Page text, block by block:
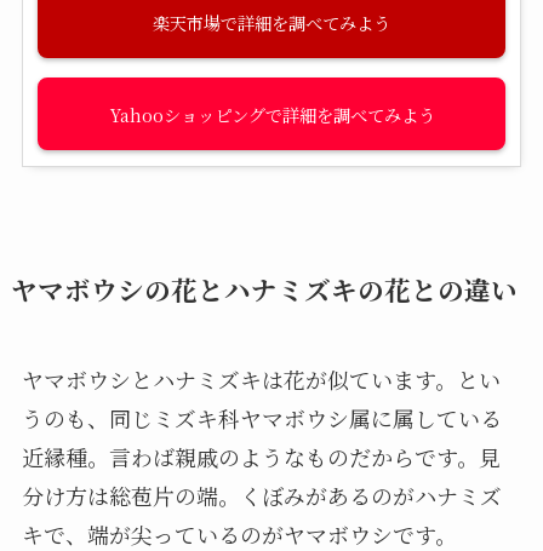
楽天市場
Yahooショッピング
ヤマボウシの花とハナミズキの花との違い
ヤマボウシとハナミズキは花が似ています。とい
うのも、同じミズキ科ヤマボウシ属に属している
近縁種。言わば親戚のようなものだからです。見
分け方は総苞片の端。くぼみがあるのがハナミズ
キで、端が尖っているのがヤマボウシです。